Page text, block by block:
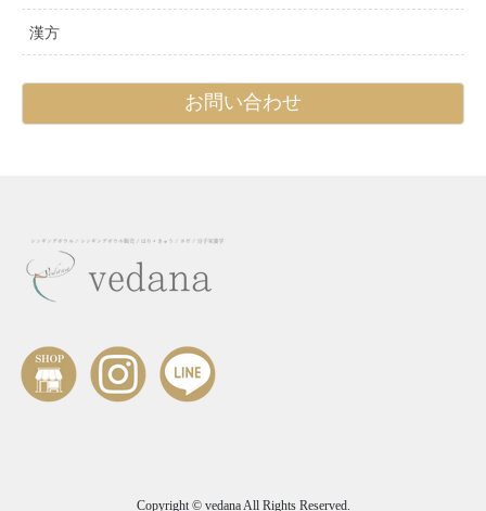
漢方
お問い合わせ
Copyright © vedana All Rights Reserved.